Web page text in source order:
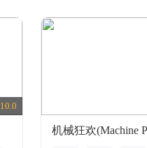
10.0
机械狂欢(Machine